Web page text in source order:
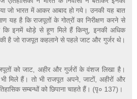
जो भारत में आकर आबाद हो गये। उनकी यह बात
यह है कि राजपूतों के गोत्रों का निरीक्षण करने से
कि इनमें थोड़े से हूण मिले हैं किन्तु, इनकी अधिक
है जो राजपूत कहलाने से पहले जाट और गुर्जर थे।
को जाट, अहीर और गुर्जरों के वंशज लिखा है।
मिले हैं। तो भी राजपूत अपने, जाटों, अहीरों और
सम्बन्धों को छिपाना चाहते हैं। (पृ० 137)।